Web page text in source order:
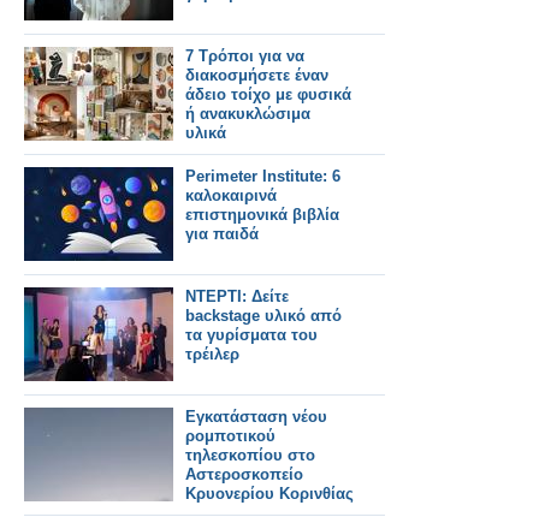
7 Τρόποι για να
διακοσμήσετε έναν
άδειο τοίχο με φυσικά
ή ανακυκλώσιμα
υλικά
Perimeter Institute: 6
καλοκαιρινά
επιστημονικά βιβλία
για παιδά
ΝΤΕΡΤΙ: Δείτε
backstage υλικό από
τα γυρίσματα του
τρέιλερ
Εγκατάσταση νέου
ρομποτικού
τηλεσκοπίου στο
Αστεροσκοπείο
Κρυονερίου Κορινθίας